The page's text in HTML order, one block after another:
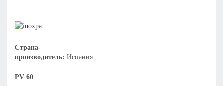
Страна-
производитель: Испания
PV 60